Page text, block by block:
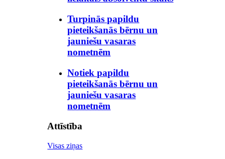
Turpinās papildu
pieteikšanās bērnu un
jauniešu vasaras
nometnēm
Notiek papildu
pieteikšanās bērnu un
jauniešu vasaras
nometnēm
Attīstība
Visas ziņas